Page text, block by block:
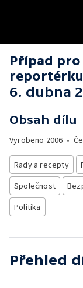
Případ pro
reportérku
6. dubna
Obsah dílu
Vyrobeno 2006 •
Rady a recepty
Společnost
Politika
Přehled